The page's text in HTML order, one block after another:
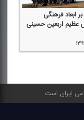
ابعاد فرهنگی
عظیم اربعین حسینی
۱۵
ایران است